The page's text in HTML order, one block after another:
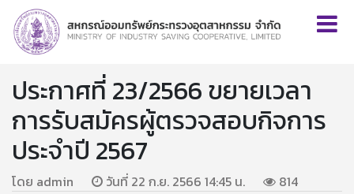
ประกาศที่ 23/2566 ขยายเวลา
การรับสมัครผู้ตรวจสอบกิจการ
ประจำปี 2567
โดย admin วันที่ 22 ก.ย. 2566 14:45 น. 814